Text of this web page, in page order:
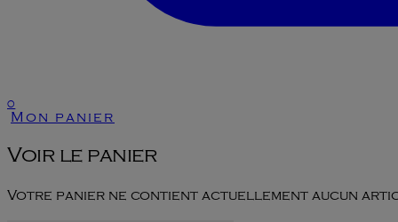
0
Mon panier
Voir le panier
Votre panier ne contient actuellement aucun